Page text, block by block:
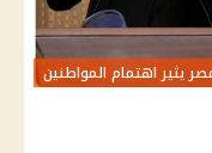
يثير اهتمام المواطنين